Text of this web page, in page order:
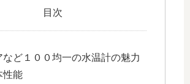
目次
など１００均一の水温計の魅力
性能